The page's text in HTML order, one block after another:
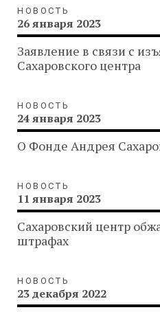
НОВОСТЬ
26 января 2023
Заявление в связи с
Сахаровского центра
НОВОСТЬ
24 января 2023
О Фонде Андрея
НОВОСТЬ
11 января 2023
Сахаровский центр
штрафах
НОВОСТЬ
23 декабря 2022